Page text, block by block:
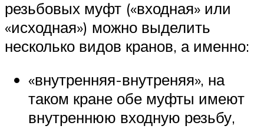
резьбовых муфт («входная» или
«исходная») можно выделить
несколько видов кранов, а именно:
«внутренняя-внутреняя», на
таком кране обе муфты имеют
внутреннюю входную резьбу,